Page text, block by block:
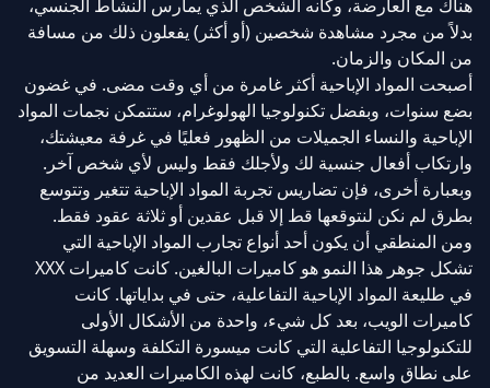
هناك مع العارضة، وكأنه الشخص الذي يمارس النشاط الجنسي،
بدلاً من مجرد مشاهدة شخصين (أو أكثر) يفعلون ذلك من مسافة
من المكان والزمان.
أصبحت المواد الإباحية أكثر غامرة من أي وقت مضى. في غضون
بضع سنوات، وبفضل تكنولوجيا الهولوغرام، ستتمكن نجمات المواد
الإباحية والنساء الجميلات من الظهور فعليًا في غرفة معيشتك،
وارتكاب أفعال جنسية لك ولأجلك فقط وليس لأي شخص آخر.
وبعبارة أخرى، فإن تضاريس تجربة المواد الإباحية تتغير وتتوسع
بطرق لم نكن لنتوقعها قط إلا قبل عقدين أو ثلاثة عقود فقط.
ومن المنطقي أن يكون أحد أنواع تجارب المواد الإباحية التي
تشكل جوهر هذا النمو هو كاميرات البالغين. كانت كاميرات XXX
في طليعة المواد الإباحية التفاعلية، حتى في بداياتها. كانت
كاميرات الويب، بعد كل شيء، واحدة من الأشكال الأولى
للتكنولوجيا التفاعلية التي كانت ميسورة التكلفة وسهلة التسويق
على نطاق واسع. بالطبع، كانت لهذه الكاميرات العديد من